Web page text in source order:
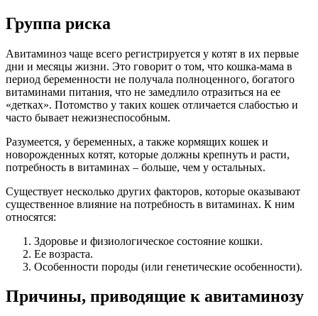
Группа риска
Авитаминоз чаще всего регистрируется у котят в их первые
дни и месяцы жизни. Это говорит о том, что кошка-мама в
период беременности не получала полноценного, богатого
витаминами питания, что не замедлило отразиться на ее
«детках». Потомство у таких кошек отличается слабостью и
часто бывает нежизнеспособным.
Разумеется, у беременных, а также кормящих кошек и
новорожденных котят, которые должны крепнуть и расти,
потребность в витаминах – больше, чем у остальных.
Существует несколько других факторов, которые оказывают
существенное влияние на потребность в витаминах. К ним
относятся:
Здоровье и физиологическое состояние кошки.
Ее возраста.
Особенности породы (или генетические особенности).
Причины, приводящие к авитаминозу